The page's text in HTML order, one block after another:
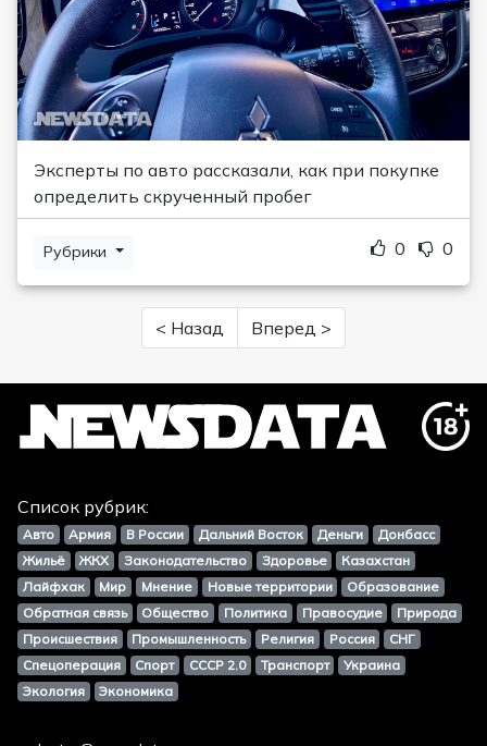
Эксперты по авто рассказали, как при покупке
определить скрученный пробег
Рубрики 0 0
< Назад Вперед >
Список рубрик:
Авто Армия В России Дальний Восток Деньги
Донбасс
Жильё
ЖКХ Законодательство Здоровье
Казахстан
Лайфхак
Мир Мнение Новые территории
Образование
Обратная связь
Общество Политика Правосудие
Природа
Происшествия
Промышленность Религия Россия
СНГ
Спецоперация
Спорт СССР 2.0 Транспорт
Украина
Экология
Экономика